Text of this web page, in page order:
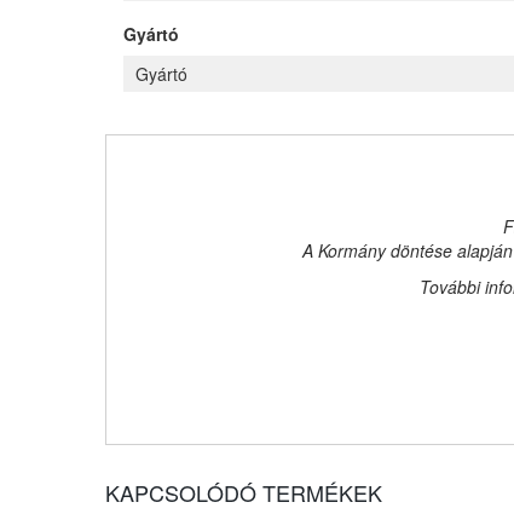
Gyártó
Gyártó
A Kormány döntése
További
KAPCSOLÓDÓ TERMÉKEK